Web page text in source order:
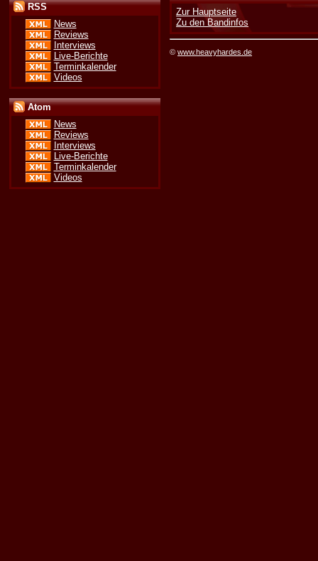
RSS
News
Reviews
Interviews
Live-Berichte
Terminkalender
Videos
Atom
News
Reviews
Interviews
Live-Berichte
Terminkalender
Videos
Zur Hauptseite
Zu den Bandinfos
©www.heavyhardes.de